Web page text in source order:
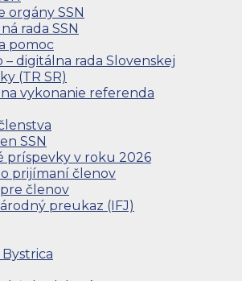
orgány SSN
rada SSN
pomoc
– digitálna rada Slovenskej
(TR SR)
na vykonanie referenda
SSN
príspevky v roku 2026
o prijímaní členov
členov
preukaz (IFJ)